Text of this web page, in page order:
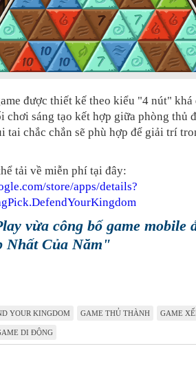
được thiết kế theo kiểu "4 nút" khá
chơi sáng tạo kết hợp giữa phòng thủ
tai chắc chắn sẽ phù hợp để giải trí
tải về miễn phí tại đây:
store/apps/details?
vừa công bố game mobile
Nhất Của Năm"
YOUR KINGDOM GAME THỦ THÀNH GAME
DI ĐỘNG